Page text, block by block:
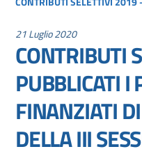
21 Luglio 2020
CONTRIBUTI
PUBBLICATI I
FINANZIATI
DELLA III